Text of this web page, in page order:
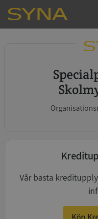
Specialpedagogiska
Vår bästa
Köp